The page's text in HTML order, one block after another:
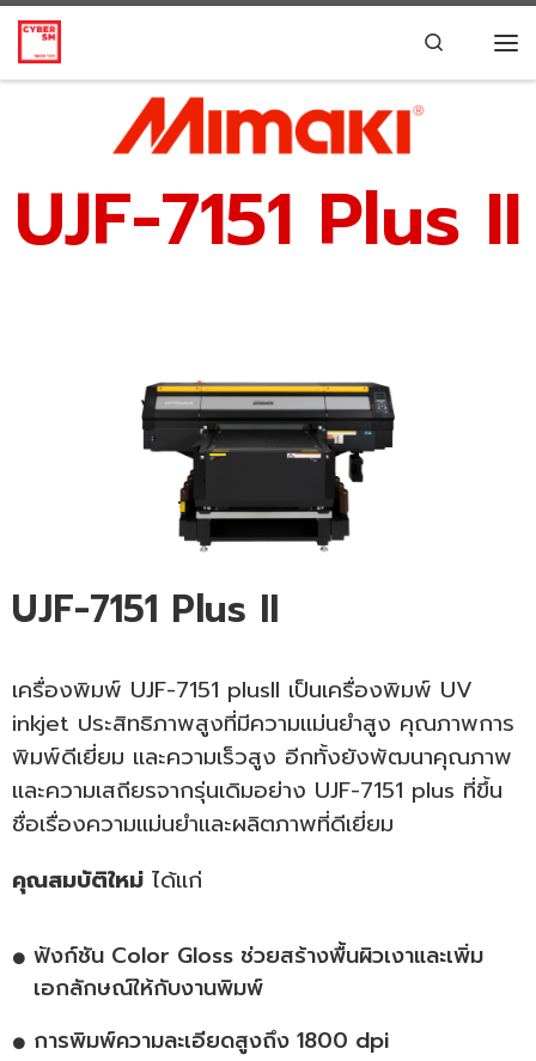
Skip to content Search
UJF-7151 Plus II
UJF-7151 Plus II
เครื่องพิมพ์ UJF-7151 plusII เป็นเครื่องพิมพ์ UV
inkjet ประสิทธิภาพสูงที่มีความแม่นยำสูง คุณภาพการ
พิมพ์ดีเยี่ยม และความเร็วสูง อีกทั้งยังพัฒนาคุณภาพ
และความเสถียรจากรุ่นเดิมอย่าง UJF-7151 plus ที่ขึ้น
ชื่อเรื่องความแม่นยำและผลิตภาพที่ดีเยี่ยม
คุณสมบัติใหม่ ได้แก่
ฟังก์ชัน Color Gloss ช่วยสร้างพื้นผิวเงาและเพิ่ม
เอกลักษณ์ให้กับงานพิมพ์
การพิมพ์ความละเอียดสูงถึง 1800 dpi